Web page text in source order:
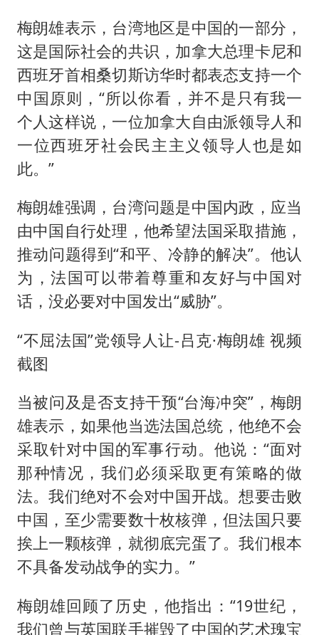
梅朗雄表示，台湾地区是中国的一部分，
这是国际社会的共识，加拿大总理卡尼和
西班牙首相桑切斯访华时都表态支持一个
中国原则，“所以你看，并不是只有我一
个人这样说，一位加拿大自由派领导人和
一位西班牙社会民主主义领导人也是如
此。”
梅朗雄强调，台湾问题是中国内政，应当
由中国自行处理，他希望法国采取措施，
推动问题得到“和平、冷静的解决”。他认
为，法国可以带着尊重和友好与中国对
话，没必要对中国发出“威胁”。
“不屈法国”党领导人让-吕克·梅朗雄 视频
截图
当被问及是否支持干预“台海冲突”，梅朗
雄表示，如果他当选法国总统，他绝不会
采取针对中国的军事行动。他说：“面对
那种情况，我们必须采取更有策略的做
法。我们绝对不会对中国开战。想要击败
中国，至少需要数十枚核弹，但法国只要
挨上一颗核弹，就彻底完蛋了。我们根本
不具备发动战争的实力。”
梅朗雄回顾了历史，他指出：“19世纪，
我们曾与英国联手摧毁了中国的艺术瑰宝